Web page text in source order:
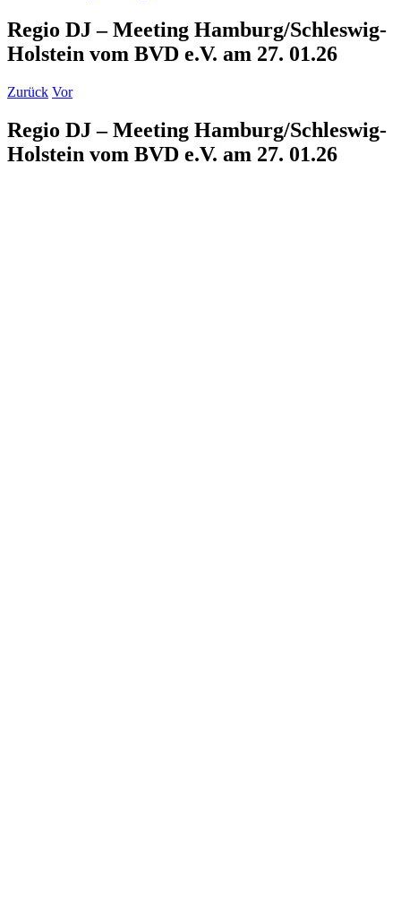
Regio DJ – Meeting Hamburg/Schleswig-
Holstein vom BVD e.V. am 27. 01.26
Zurück Vor
Regio DJ – Meeting Hamburg/Schleswig-
Holstein vom BVD e.V. am 27. 01.26